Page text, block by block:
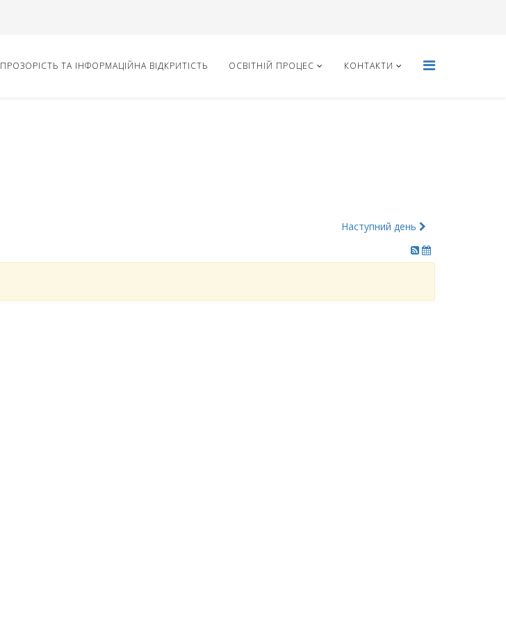
ПРОЗОРІСТЬ ТА ІНФОРМАЦІЙНА ВІДКРИТІСТЬ ОСВІТНІЙ ПРОЦЕС КОНТАКТИ
Наступний день